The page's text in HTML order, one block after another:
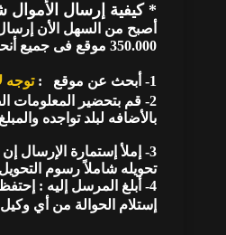
* كيفية إرسال الأموال
أصبح من السهل الأن
350.000 موقع فى جميع أنحاء العالم
1- أبحث عن موقع :
توجه
2- قم بتحضير المعلومات
بالأضافه لبلد تواجده
3- إملأ إستمارة الإرسال
تحويله شاملاً رسوم
إستلام الحوالة من أي وكيل